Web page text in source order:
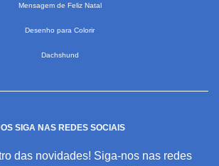
Mensagem de Feliz Natal
Desenho para Colorir
Dachshund
SIGA NAS REDES SOCIAIS
das novidades! Siga-nos nas redes